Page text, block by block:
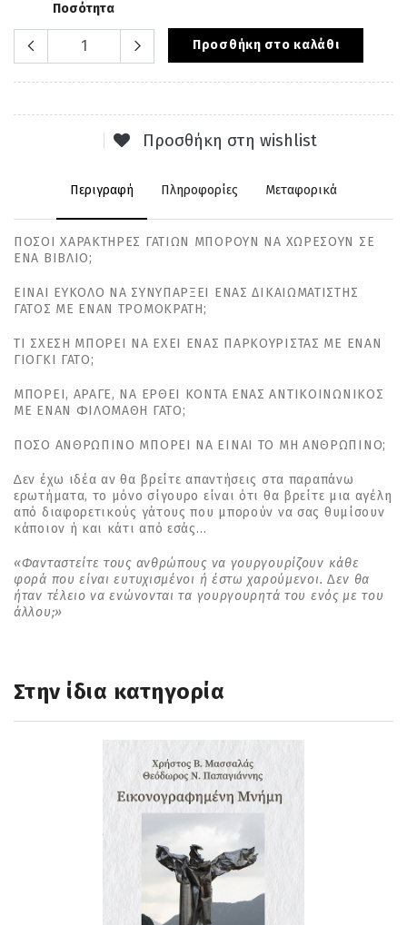
Ποσότητα
Προσθήκη στο καλάθι
Προσθήκη στη wishlist
Περιγραφή Πληροφορίες Μεταφορικά
ΠΟΣΟΙ ΧΑΡΑΚΤΗΡΕΣ ΓΑΤΙΩΝ ΜΠΟΡΟΥΝ ΝΑ ΧΩΡΕΣΟΥΝ ΣΕ
ΕΝΑ ΒΙΒΛΙΟ;
ΕΙΝΑΙ ΕΥΚΟΛΟ ΝΑ ΣΥΝΥΠΑΡΞΕΙ ΕΝΑΣ ΔΙΚΑΙΩΜΑΤΙΣΤΗΣ
ΓΑΤΟΣ ΜΕ ΕΝΑΝ ΤΡΟΜΟΚΡΑΤΗ;
ΤΙ ΣΧΕΣΗ ΜΠΟΡΕΙ ΝΑ ΕΧΕΙ ΕΝΑΣ ΠΑΡΚΟΥΡΙΣΤΑΣ ΜΕ ΕΝΑΝ
ΓΙΟΓΚΙ ΓΑΤΟ;
ΜΠΟΡΕΙ, ΑΡΑΓΕ, ΝΑ ΕΡΘΕΙ ΚΟΝΤΑ ΕΝΑΣ ΑΝΤΙΚΟΙΝΩΝΙΚΟΣ
ΜΕ ΕΝΑΝ ΦΙΛΟΜΑΘΗ ΓΑΤΟ;
ΠΟΣΟ ΑΝΘΡΩΠΙΝΟ ΜΠΟΡΕΙ ΝΑ ΕΙΝΑΙ ΤΟ ΜΗ ΑΝΘΡΩΠΙΝΟ;
∆εν έχω ιδέα αν θα βρείτε απαντήσεις στα παραπάνω
ερωτήµατα, το µόνο σίγουρο είναι ότι θα βρείτε µια αγέλη
από διαφορετικούς γάτους που µπορούν να σας θυµίσουν
κάποιον ή και κάτι από εσάς…
«Φανταστείτε τους ανθρώπους να γουργουρίζουν κάθε
φορά που είναι ευτυχισµένοι ή έστω χαρούµενοι. ∆εν θα
ήταν τέλειο να ενώνονται τα γουργουρητά του ενός µε του
άλλου;»
Στην ίδια κατηγορία